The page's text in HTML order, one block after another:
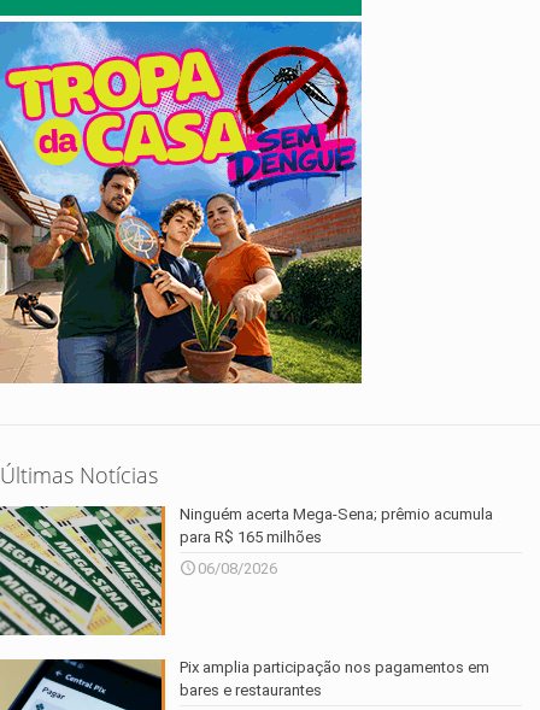
Últimas Notícias
Ninguém acerta Mega-Sena; prêmio acumula
para R$ 165 milhões
06/08/2026
Pix amplia participação nos pagamentos em
bares e restaurantes